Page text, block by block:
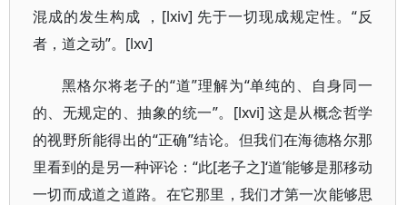
混成的发生构成 ，[lxiv] 先于一切现成规定性。“反
者，道之动”。[lxv]
黑格尔将老子的“道”理解为“单纯的、自身同一
的、无规定的、抽象的统一”。[lxvi] 这是从概念哲学
的视野所能得出的“正确”结论。但我们在海德格尔那
里看到的是另一种评论：“此[老子之]‘道’能够是那移动
一切而成道之道路。在它那里，我们才第一次能够思